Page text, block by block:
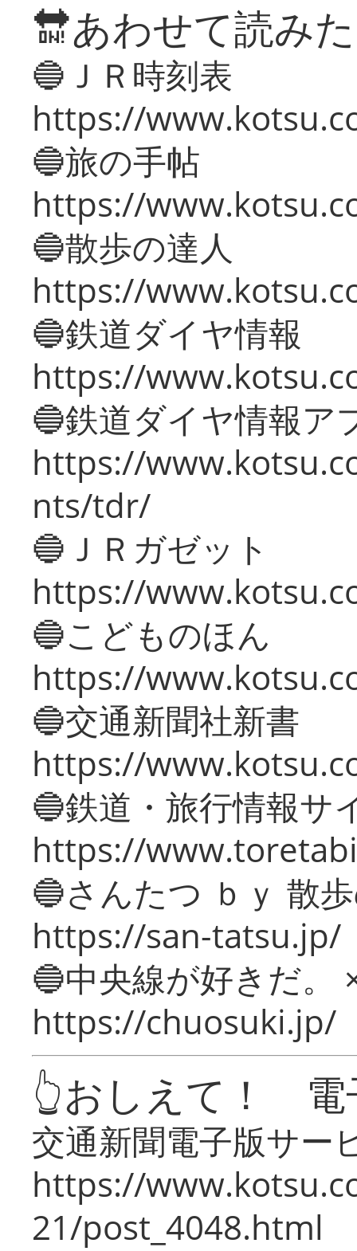
🔛あわせて読み
🔵ＪＲ時刻表
https://
🔵旅の手帖
https://
🔵散歩の達人
https://
🔵鉄道ダイヤ情報
https://
🔵鉄道ダイヤ情報ア
https://
nts/tdr/
🔵ＪＲガゼット
https://
🔵こどものほん
https://
🔵交通新聞社新書
https://
🔵鉄道・旅行情報サ
https://
🔵さんたつ ｂｙ 散
https://san-tatsu.jp/
🔵中央線が好きだ。
https://chuosuki.jp/
👆おしえて！ 電
交通新聞電子版サー
https://
21/post_4048.html